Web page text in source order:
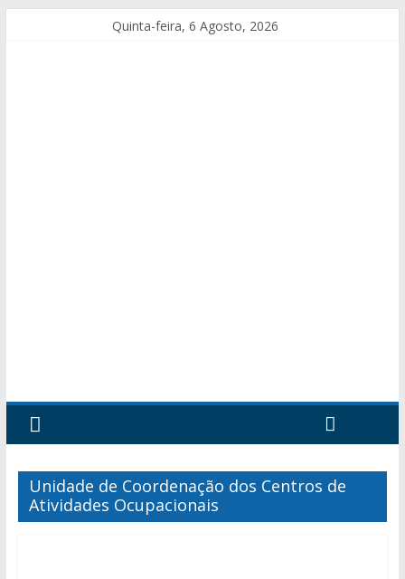
Quinta-feira, 6 Agosto, 2026
Unidade de Coordenação dos Centros de
Atividades Ocupacionais